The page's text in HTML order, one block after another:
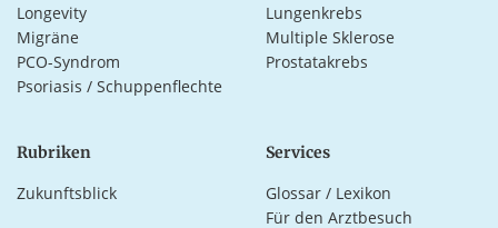
Longevity
Lungenkrebs
Migräne
Multiple Sklerose
PCO-Syndrom
Prostatakrebs
Psoriasis / Schuppenflechte
Rubriken
Zukunftsblick
Services
Glossar / Lexikon
Für den Arztbesuch